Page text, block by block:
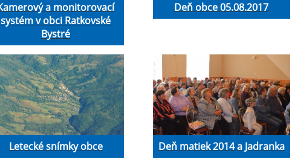
a monitorovací
systém v obci Ratkovské
Bystré
Deň obce 05.08.2017
Letecké snímky obce Deň matiek 2014 a Jadranka